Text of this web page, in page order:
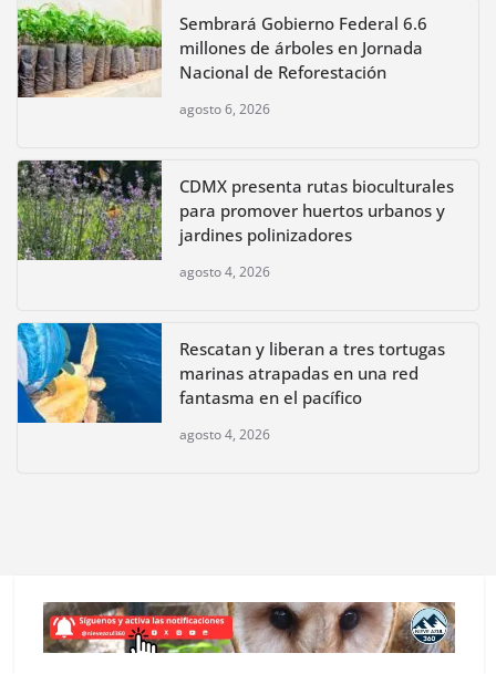
Sembrará Gobierno Federal 6.6
millones de árboles en Jornada
Nacional de Reforestación
agosto 6, 2026
CDMX presenta rutas bioculturales
para promover huertos urbanos y
jardines polinizadores
agosto 4, 2026
Rescatan y liberan a tres tortugas
marinas atrapadas en una red
fantasma en el pacífico
agosto 4, 2026